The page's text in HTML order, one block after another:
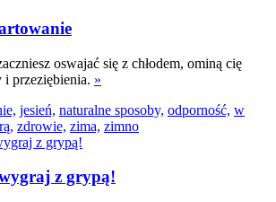
oswajać się z chłodem, ominą cię
i przeziębienia. »
jesień, naturalne sposoby, odporność, w
zdrowie, zima, zimno
z grypą!